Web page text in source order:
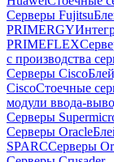
Серверы Fujitsu
PRIMERGY
PRIMEFLEX
с производства
Серверы Cisco
CiscoСтоечные
модули ввода-
Серверы
Серверы Oracle
SPARCСерверы